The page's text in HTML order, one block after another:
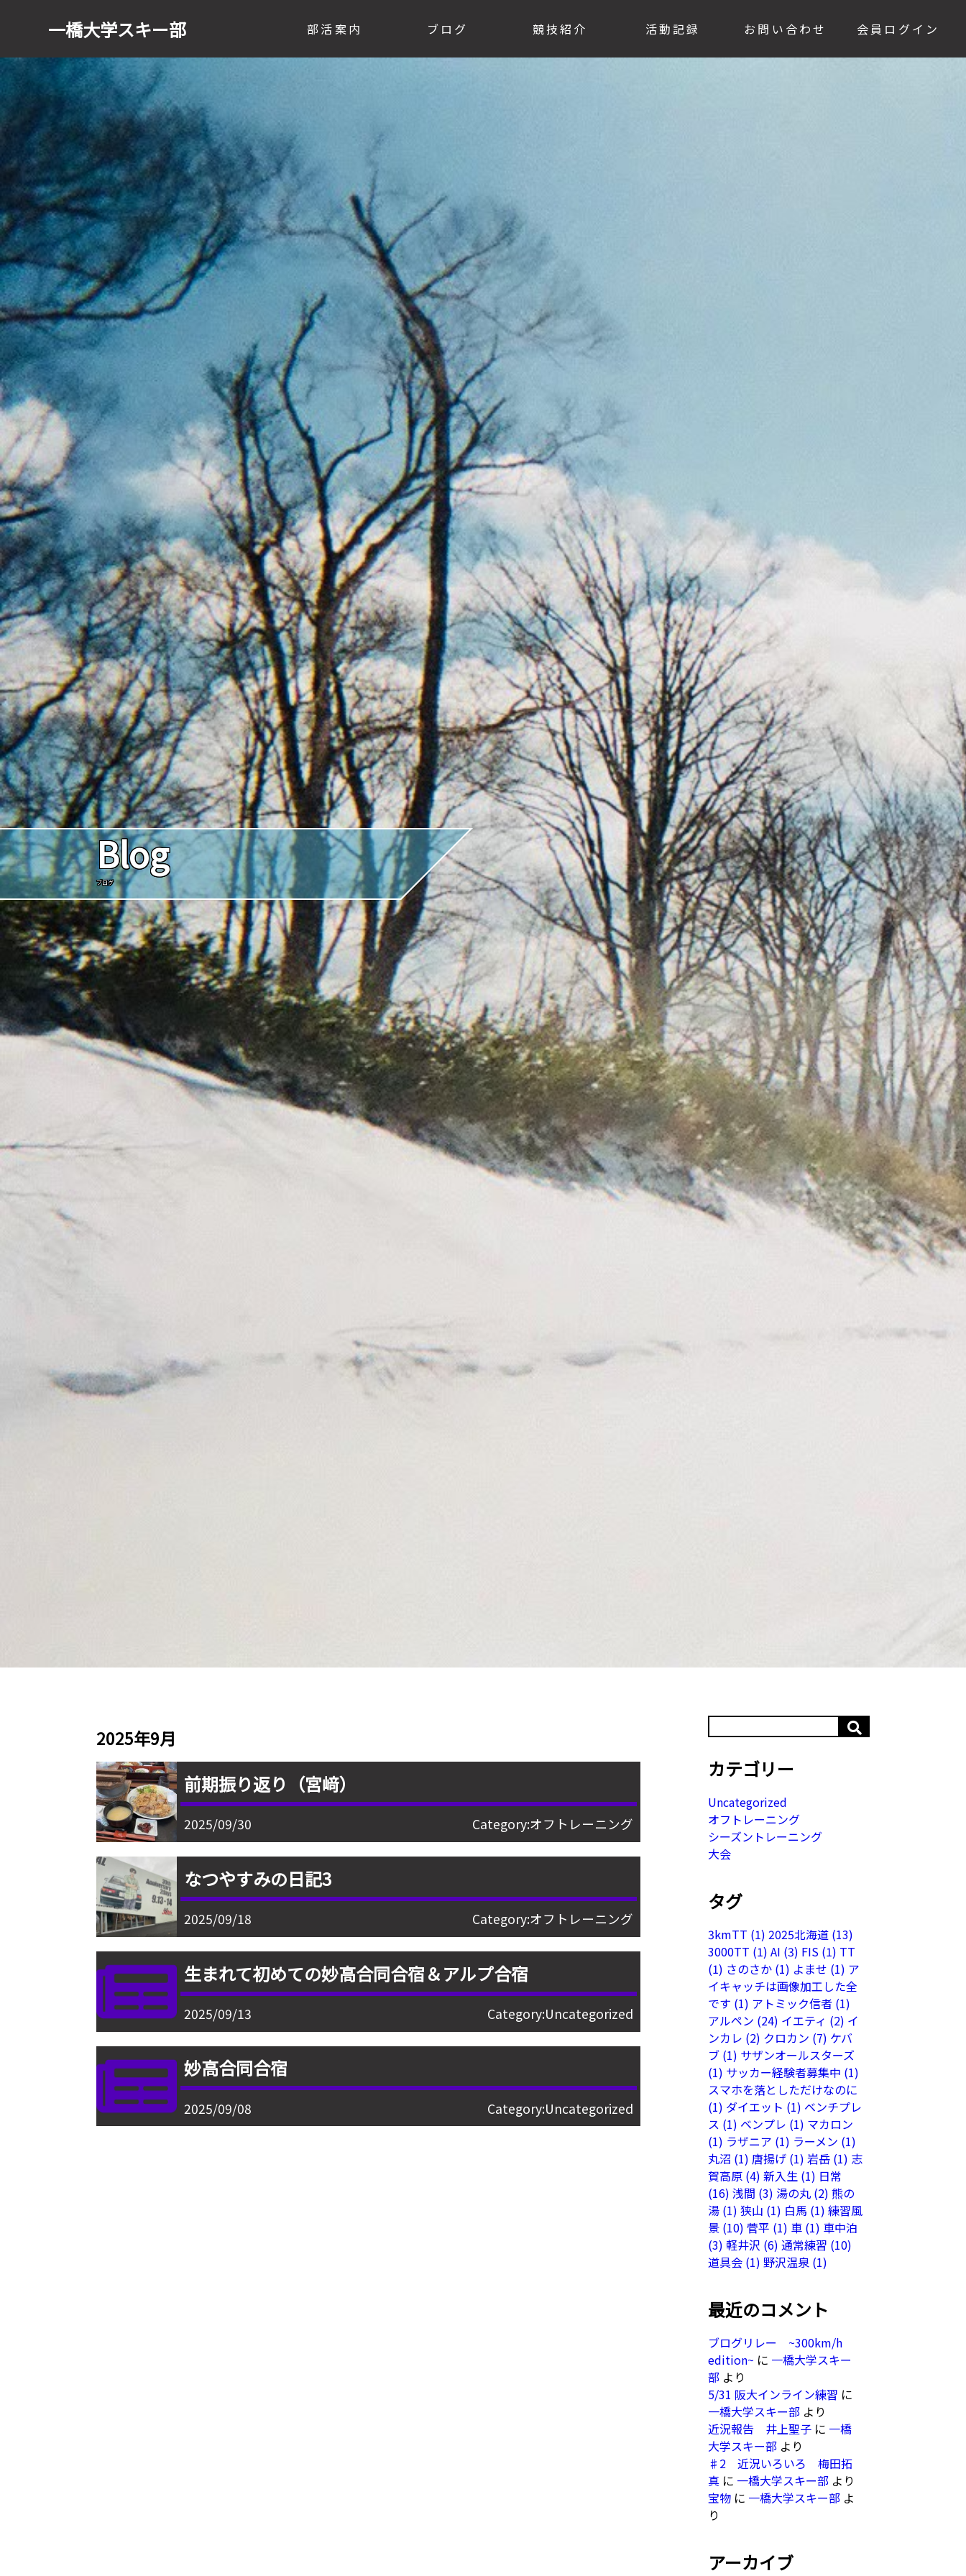
一橋大学スキー部 部活案内 ブログ 競技紹介 活動記録 お問い合わせ 会員ログイン
Blog
ブログ
2025年9月
前期振り返り（宮﨑）
2025/09/30 Category:オフトレーニング
なつやすみの日記3
2025/09/18 Category:オフトレーニング
生まれて初めての妙高合同合宿＆アルプ合宿
2025/09/13 Category:Uncategorized
妙高合同合宿
2025/09/08 Category:Uncategorized
カテゴリー
Uncategorized
オフトレーニング
シーズントレーニング
大会
タグ
3kmTT (1) 2025北海道(13)
3000TT (1) AI (3) FIS(1) TT
(1) さのさか(1) よませ (1) ア
イキャッチは画像加工した全
です (1) アトミック信者(1)
アルペン (24) イエティ (2) イ
ンカレ (2) クロカン (7) ケバ
ブ(1) サザンオールスターズ
(1) サッカー経験者募集中 (1)
スマホを落としただけなのに
(1) ダイエット (1) ベンチプレ
ス (1) ベンプレ (1) マカロン
(1) ラザニア (1) ラーメン (1)
丸沼 (1) 唐揚げ(1) 岩岳(1) 志
賀高原(4) 新入生(1) 日常
(16) 浅間 (3) 湯の丸(2) 熊の
湯(1) 狭山 (1) 白馬 (1) 練習風
景(10) 菅平 (1) 車(1) 車中泊
(3) 軽井沢 (6) 通常練習 (10)
道具会(1) 野沢温泉(1)
最近のコメント
ブログリレー ~300km/h
edition~ に 一橋大学スキー
部より
5/31 阪大インライン練習 に
一橋大学スキー部より
近況報告 井上聖子に 一橋
大学スキー部より
♯2 近況いろいろ 梅田拓
真に 一橋大学スキー部より
宝物に 一橋大学スキー部よ
り
アーカイブ